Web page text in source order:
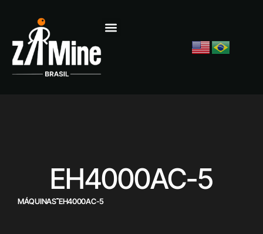
EH4000AC-5
MÁQUINAS EH4000AC-5